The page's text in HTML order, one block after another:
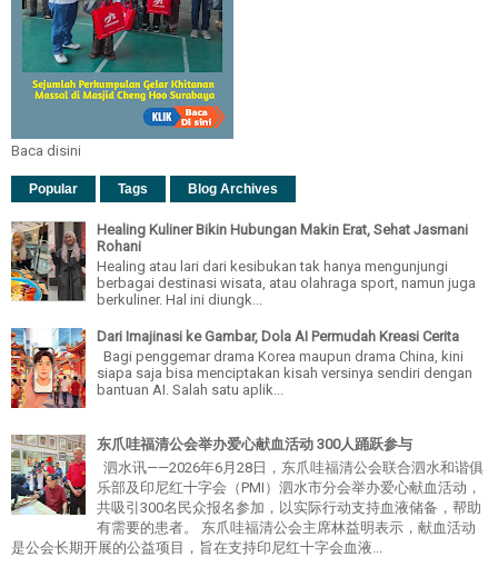
Baca disini
Popular Tags Blog Archives
Healing Kuliner Bikin Hubungan Makin Erat, Sehat Jasmani
Rohani
Healing atau lari dari kesibukan tak hanya mengunjungi
berbagai destinasi wisata, atau olahraga sport, namun juga
berkuliner. Hal ini diungk...
Dari Imajinasi ke Gambar, Dola AI Permudah Kreasi Cerita
Bagi penggemar drama Korea maupun drama China, kini
siapa saja bisa menciptakan kisah versinya sendiri dengan
bantuan AI. Salah satu aplik...
东爪哇福清公会举办爱心献血活动 300人踊跃参与
泗水讯——2026年6月28日，东爪哇福清公会联合泗水和谐俱
乐部及印尼红十字会（PMI）泗水市分会举办爱心献血活动，
共吸引300名民众报名参加，以实际行动支持血液储备，帮助
有需要的患者。 东爪哇福清公会主席林益明表示，献血活动
是公会长期开展的公益项目，旨在支持印尼红十字会血液...